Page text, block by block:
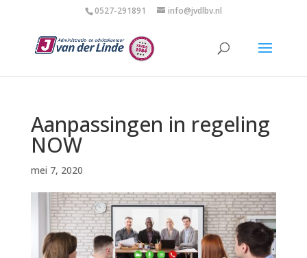
0527-291891 info@jvdlbv.nl
Aanpassingen in regeling
NOW
mei 7, 2020